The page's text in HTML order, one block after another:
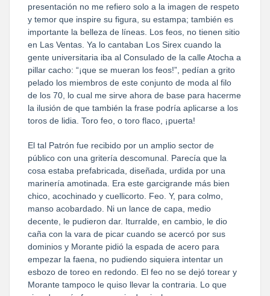
presentación no me refiero solo a la imagen de respeto
y temor que inspire su figura, su estampa; también es
importante la belleza de líneas. Los feos, no tienen sitio
en Las Ventas. Ya lo cantaban Los Sirex cuando la
gente universitaria iba al Consulado de la calle Atocha a
pillar cacho: “¡que se mueran los feos!”, pedían a grito
pelado los miembros de este conjunto de moda al filo
de los 70, lo cual me sirve ahora de base para hacerme
la ilusión de que también la frase podría aplicarse a los
toros de lidia. Toro feo, o toro flaco, ¡puerta!
El tal Patrón fue recibido por un amplio sector de
público con una gritería descomunal. Parecía que la
cosa estaba prefabricada, diseñada, urdida por una
marinería amotinada. Era este garcigrande más bien
chico, acochinado y cuellicorto. Feo. Y, para colmo,
manso acobardado. Ni un lance de capa, medio
decente, le pudieron dar. Iturralde, en cambio, le dio
caña con la vara de picar cuando se acercó por sus
dominios y Morante pidió la espada de acero para
empezar la faena, no pudiendo siquiera intentar un
esbozo de toreo en redondo. El feo no se dejó torear y
Morante tampoco le quiso llevar la contraria. Lo que